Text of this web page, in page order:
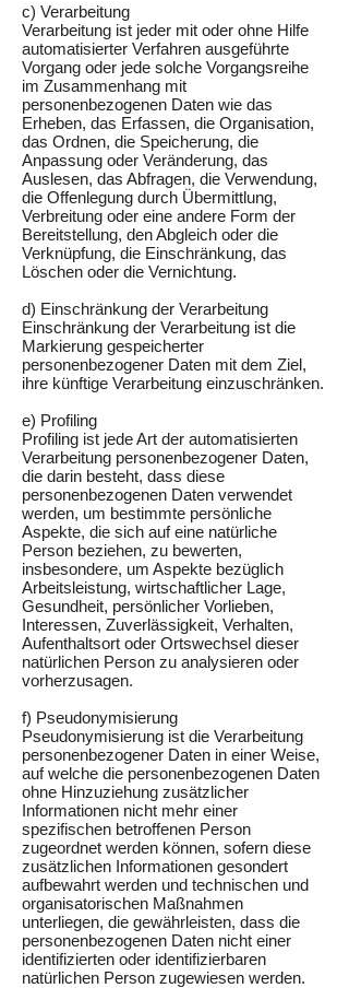
c) Verarbeitung
Verarbeitung ist jeder mit oder ohne Hilfe
automatisierter Verfahren ausgeführte
Vorgang oder jede solche Vorgangsreihe
im Zusammenhang mit
personenbezogenen Daten wie das
Erheben, das Erfassen, die Organisation,
das Ordnen, die Speicherung, die
Anpassung oder Veränderung, das
Auslesen, das Abfragen, die Verwendung,
die Offenlegung durch Übermittlung,
Verbreitung oder eine andere Form der
Bereitstellung, den Abgleich oder die
Verknüpfung, die Einschränkung, das
Löschen oder die Vernichtung.
d) Einschränkung der Verarbeitung
Einschränkung der Verarbeitung ist die
Markierung gespeicherter
personenbezogener Daten mit dem Ziel,
ihre künftige Verarbeitung einzuschränken.
e) Profiling
Profiling ist jede Art der automatisierten
Verarbeitung personenbezogener Daten,
die darin besteht, dass diese
personenbezogenen Daten verwendet
werden, um bestimmte persönliche
Aspekte, die sich auf eine natürliche
Person beziehen, zu bewerten,
insbesondere, um Aspekte bezüglich
Arbeitsleistung, wirtschaftlicher Lage,
Gesundheit, persönlicher Vorlieben,
Interessen, Zuverlässigkeit, Verhalten,
Aufenthaltsort oder Ortswechsel dieser
natürlichen Person zu analysieren oder
vorherzusagen.
f) Pseudonymisierung
Pseudonymisierung ist die Verarbeitung
personenbezogener Daten in einer Weise,
auf welche die personenbezogenen Daten
ohne Hinzuziehung zusätzlicher
Informationen nicht mehr einer
spezifischen betroffenen Person
zugeordnet werden können, sofern diese
zusätzlichen Informationen gesondert
aufbewahrt werden und technischen und
organisatorischen Maßnahmen
unterliegen, die gewährleisten, dass die
personenbezogenen Daten nicht einer
identifizierten oder identifizierbaren
natürlichen Person zugewiesen werden.